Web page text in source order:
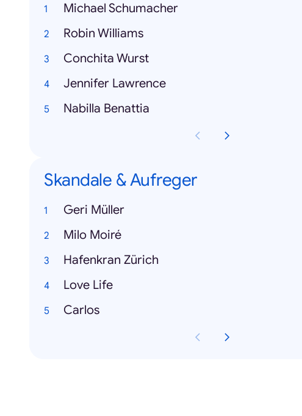
Michael Schumacher
Robin Williams
Conchita Wurst
Jennifer Lawrence
Nabilla Benattia
Skandale & Aufreger
Geri Müller
Milo Moiré
Hafenkran Zürich
Love Life
Carlos